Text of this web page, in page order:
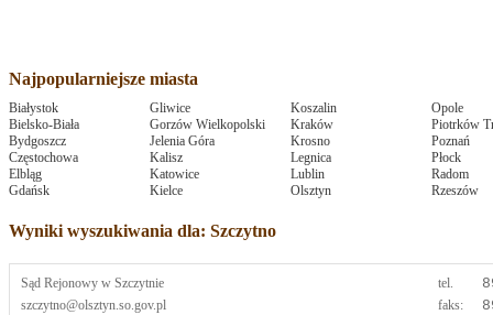
Najpopularniejsze miasta
Białystok
Bielsko-Biała
Bydgoszcz
Częstochowa
Elbląg
Gdańsk
Gliwice
Gorzów Wielkopolski
Jelenia Góra
Kalisz
Katowice
Kielce
Koszalin
Kraków
Krosno
Legnica
Lublin
Olsztyn
Opole
Piotrków
Poznań
Płock
Radom
Rzeszów
Wyniki wyszukiwania dla: Szczytno
Sąd Rejonowy w Szczytnie
szczytno@olsztyn.so.gov.pl
tel.
faks: